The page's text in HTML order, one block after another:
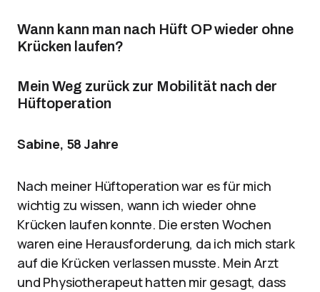
Wann kann man nach Hüft OP wieder ohne
Krücken laufen?
Mein Weg zurück zur Mobilität nach der
Hüftoperation
Sabine, 58 Jahre
Nach meiner Hüftoperation war es für mich
wichtig zu wissen, wann ich wieder ohne
Krücken laufen konnte. Die ersten Wochen
waren eine Herausforderung, da ich mich stark
auf die Krücken verlassen musste. Mein Arzt
und Physiotherapeut hatten mir gesagt, dass